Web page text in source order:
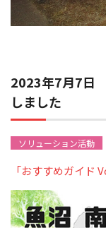
2023年7月7日
しました
ソリューション活動
「おすすめガイド